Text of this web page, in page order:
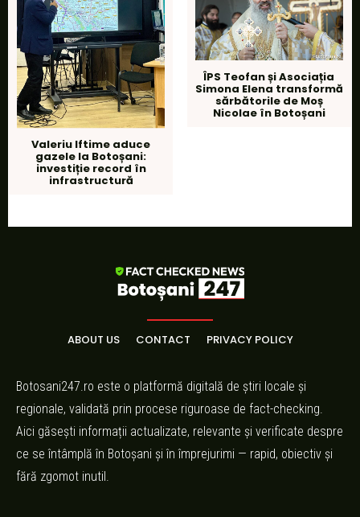
Valeriu Iftime aduce
gazele la Botoșani:
investiție record în
infrastructură
ÎPS Teofan și Asociația
Simona Elena transformă
sărbătorile de Moș
Nicolae în Botoșani
ABOUT US CONTACT PRIVACY POLICY
Botosani247.ro este o platformă digitală de știri locale și
regionale, validată prin procese riguroase de fact-checking.
Aici găsești informații actualizate, relevante și verificate despre
ce se întâmplă în Botoșani și în împrejurimi — rapid, obiectiv și
fără zgomot inutil.